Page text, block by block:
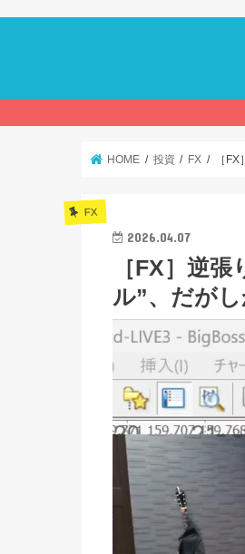
HOME 投資 FX ［
FX
2026.04.07
［FX］逆
ル”、だが